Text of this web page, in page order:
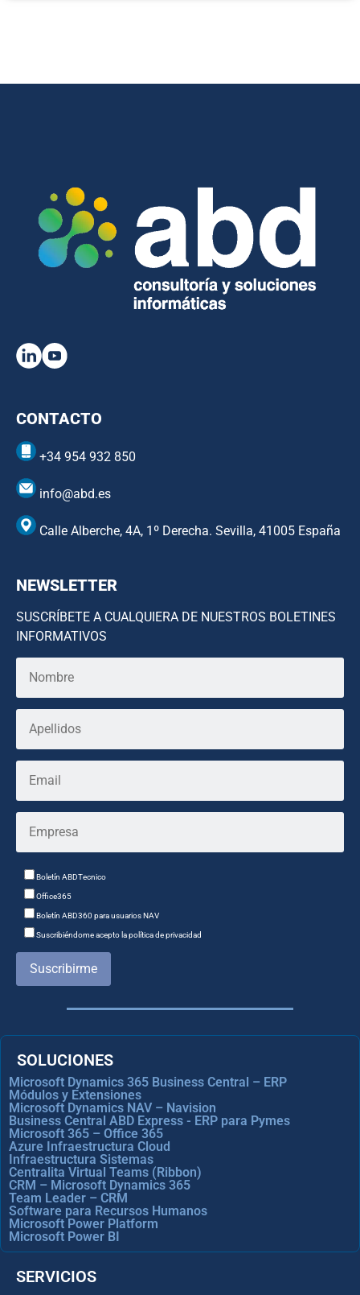
CONTACTO
+34 954 932 850
info@abd.es
Calle Alberche, 4A, 1º Derecha. Sevilla, 41005 España
NEWSLETTER
SUSCRÍBETE A CUALQUIERA DE NUESTROS BOLETINES
INFORMATIVOS
Boletín ABDTecnico
Office365
Boletín ABD360 para usuarios NAV
Suscribiéndome acepto la política de privacidad
Suscribirme
SOLUCIONES
Microsoft Dynamics 365 Business Central – ERP
Módulos y Extensiones
Microsoft Dynamics NAV – Navision
Business Central ABD Express - ERP para Pymes
Microsoft 365 – Office 365
Azure Infraestructura Cloud
Infraestructura Sistemas
Centralita Virtual Teams (Ribbon)
CRM – Microsoft Dynamics 365
Team Leader – CRM
Software para Recursos Humanos
Microsoft Power Platform
Microsoft Power BI
SERVICIOS